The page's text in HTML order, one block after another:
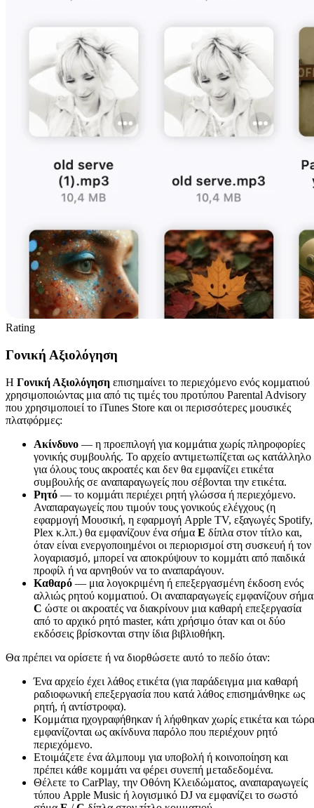
Rating
Γονική Αξιολόγηση
Η Γονική Αξιολόγηση επισημαίνει το περιεχόμενο ενός κομματιού
χρησιμοποιώντας μια από τις τιμές του προτύπου Parental Advisory
που χρησιμοποιεί το iTunes Store και οι περισσότερες μουσικές
πλατφόρμες:
Ακίνδυνο — η προεπιλογή για κομμάτια χωρίς πληροφορίες
γονικής συμβουλής. Το αρχείο αντιμετωπίζεται ως κατάλληλο
για όλους τους ακροατές και δεν θα εμφανίζει ετικέτα
συμβουλής σε αναπαραγωγείς που σέβονται την ετικέτα.
Ρητό — το κομμάτι περιέχει ρητή γλώσσα ή περιεχόμενο.
Αναπαραγωγείς που τιμούν τους γονικούς ελέγχους (η
εφαρμογή Μουσική, η εφαρμογή Apple TV, εξαγωγές Spotify,
Plex κ.λπ.) θα εμφανίζουν ένα σήμα E δίπλα στον τίτλο και,
όταν είναι ενεργοποιημένοι οι περιορισμοί στη συσκευή ή τον
λογαριασμό, μπορεί να αποκρύψουν το κομμάτι από παιδικά
προφίλ ή να αρνηθούν να το αναπαράγουν.
Καθαρό — μια λογοκριμένη ή επεξεργασμένη έκδοση ενός
αλλιώς ρητού κομματιού. Οι αναπαραγωγείς εμφανίζουν σήμα
C ώστε οι ακροατές να διακρίνουν μια καθαρή επεξεργασία
από το αρχικό ρητό master, κάτι χρήσιμο όταν και οι δύο
εκδόσεις βρίσκονται στην ίδια βιβλιοθήκη.
Θα πρέπει να ορίσετε ή να διορθώσετε αυτό το πεδίο όταν:
Ένα αρχείο έχει λάθος ετικέτα (για παράδειγμα μια καθαρή
ραδιοφωνική επεξεργασία που κατά λάθος επισημάνθηκε ως
ρητή, ή αντίστροφα).
Κομμάτια ηχογραφήθηκαν ή λήφθηκαν χωρίς ετικέτα και τώρα
εμφανίζονται ως ακίνδυνα παρόλο που περιέχουν ρητό
περιεχόμενο.
Ετοιμάζετε ένα άλμπουμ για υποβολή ή κοινοποίηση και
πρέπει κάθε κομμάτι να φέρει συνεπή μεταδεδομένα.
Θέλετε το CarPlay, την Οθόνη Κλειδώματος, αναπαραγωγείς
τύπου Apple Music ή λογισμικό DJ να εμφανίζει το σωστό